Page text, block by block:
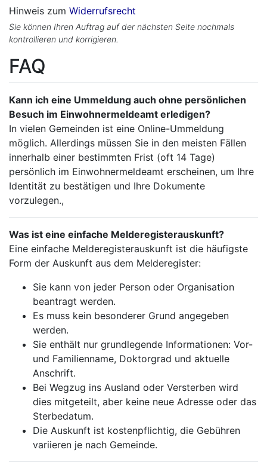
Hinweis zum Widerrufsrecht
Sie können Ihren Auftrag auf der nächsten Seite nochmals
kontrollieren und korrigieren.
FAQ
Kann ich eine Ummeldung auch ohne persönlichen
Besuch im Einwohnermeldeamt erledigen?
In vielen Gemeinden ist eine Online-Ummeldung
möglich. Allerdings müssen Sie in den meisten Fällen
innerhalb einer bestimmten Frist (oft 14 Tage)
persönlich im Einwohnermeldeamt erscheinen, um Ihre
Identität zu bestätigen und Ihre Dokumente
vorzulegen.,
Was ist eine einfache Melderegisterauskunft?
Eine einfache Melderegisterauskunft ist die häufigste
Form der Auskunft aus dem Melderegister:
Sie kann von jeder Person oder Organisation
beantragt werden.
Es muss kein besonderer Grund angegeben
werden.
Sie enthält nur grundlegende Informationen: Vor-
und Familienname, Doktorgrad und aktuelle
Anschrift.
Bei Wegzug ins Ausland oder Versterben wird
dies mitgeteilt, aber keine neue Adresse oder das
Sterbedatum.
Die Auskunft ist kostenpflichtig, die Gebühren
variieren je nach Gemeinde.